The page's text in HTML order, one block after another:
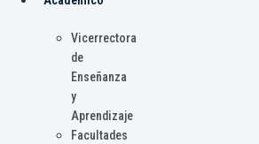
Vicerrectora
de
Enseñanza
y
Aprendizaje
Facultades